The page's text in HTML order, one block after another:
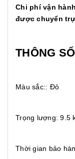
Chi phí vận
được chuyển
THÔNG
Màu sắc:: Đỏ
Trọng lượng: 9.5
Thời gian bảo